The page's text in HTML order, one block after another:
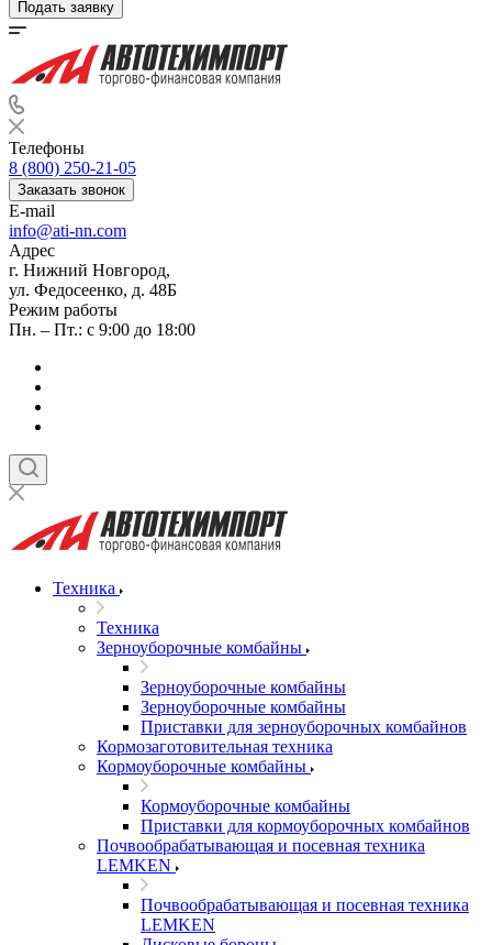
Подать заявку
Телефоны
8 (800) 250-21-05
Заказать звонок
E-mail
info@ati-nn.com
Адрес
г. Нижний Новгород,
ул. Федосеенко, д. 48Б
Режим работы
Пн. – Пт.: с 9:00 до 18:00
Техника
Техника
Зерноуборочные комбайны
Зерноуборочные комбайны
Зерноуборочные комбайны
Приставки для зерноуборочных комбайнов
Кормозаготовительная техника
Кормоуборочные комбайны
Кормоуборочные комбайны
Приставки для кормоуборочных комбайнов
Почвообрабатывающая и посевная техника
LEMKEN
Почвообрабатывающая и посевная техника
LEMKEN